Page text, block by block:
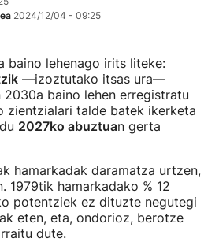
2024/12/04 - 09:25
baino lehenago irits liteke:
—izoztutako itsas ura—
2030a baino lehen erregistratu
zientzialari talde batek ikerketa
2027ko abuztuan gerta
hamarkadak daramatza urtzen,
1979tik hamarkadako % 12
potentziek ez dituzte negutegi
eten, eta, ondorioz, berotze
dute.